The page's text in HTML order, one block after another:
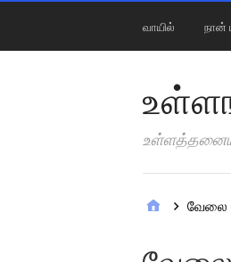
வாயில் நான்
வேலை